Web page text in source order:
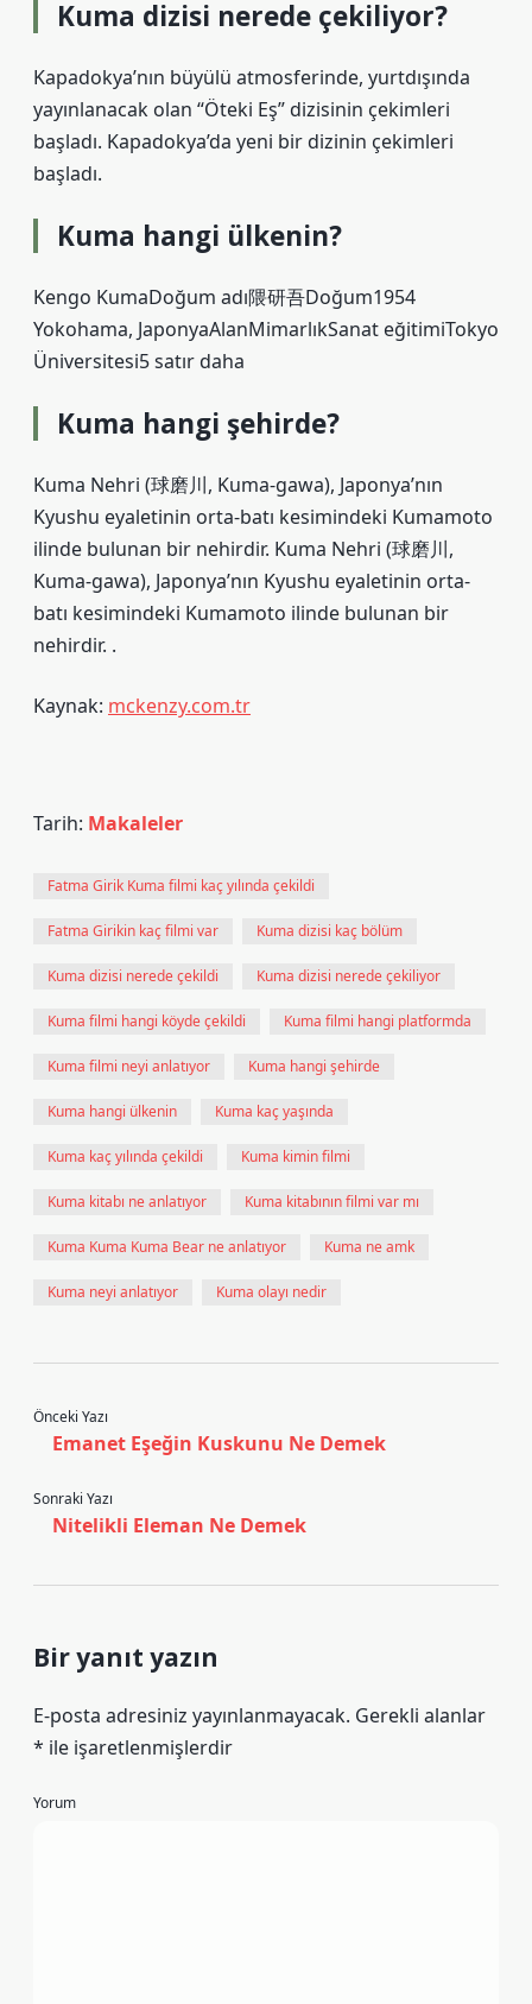
Kuma dizisi nerede çekiliyor?
Kapadokya’nın büyülü atmosferinde, yurtdışında
yayınlanacak olan “Öteki Eş” dizisinin çekimleri
başladı. Kapadokya’da yeni bir dizinin çekimleri
başladı.
Kuma hangi ülkenin?
Kengo KumaDoğum adı隈研吾Doğum1954
Yokohama, JaponyaAlanMimarlıkSanat eğitimiTokyo
Üniversitesi5 satır daha
Kuma hangi şehirde?
Kuma Nehri (球磨川, Kuma-gawa), Japonya’nın
Kyushu eyaletinin orta-batı kesimindeki Kumamoto
ilinde bulunan bir nehirdir. Kuma Nehri (球磨川,
Kuma-gawa), Japonya’nın Kyushu eyaletinin orta-
batı kesimindeki Kumamoto ilinde bulunan bir
nehirdir. .
Kaynak: mckenzy.com.tr
Tarih: Makaleler
Fatma Girik Kuma filmi kaç yılında çekildi
Fatma Girikin kaç filmi var Kuma dizisi kaç bölüm
Kuma dizisi nerede çekildi Kuma dizisi nerede çekiliyor
Kuma filmi hangi köyde çekildi Kuma filmi hangi platformda
Kuma filmi neyi anlatıyor Kuma hangi şehirde
Kuma hangi ülkenin Kuma kaç yaşında
Kuma kaç yılında çekildi Kuma kimin filmi
Kuma kitabı ne anlatıyor Kuma kitabının filmi var mı
Kuma Kuma Kuma Bear ne anlatıyor Kuma ne amk
Kuma neyi anlatıyor Kuma olayı nedir
Önceki Yazı
Emanet Eşeğin Kuskunu Ne Demek
Sonraki Yazı
Nitelikli Eleman Ne Demek
Bir yanıt yazın
E-posta adresiniz yayınlanmayacak. Gerekli alanlar
* ile işaretlenmişlerdir
Yorum